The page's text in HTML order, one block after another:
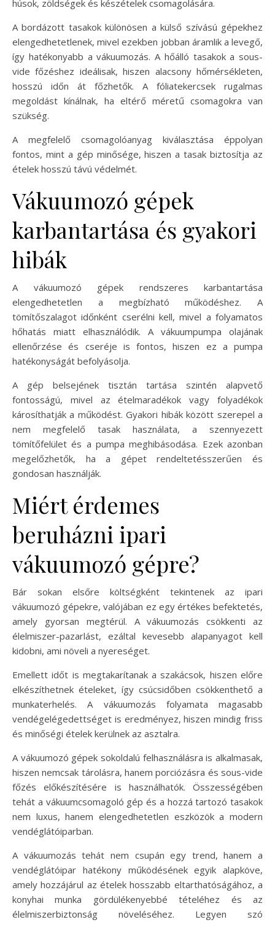
húsok, zöldségek és készételek csomagolására.
A bordázott tasakok különösen a külső szívású gépekhez
elengedhetetlenek, mivel ezekben jobban áramlik a levegő,
így hatékonyabb a vákuumozás. A hőálló tasakok a sous-
vide főzéshez ideálisak, hiszen alacsony hőmérsékleten,
hosszú időn át főzhetők. A fóliatekercsek rugalmas
megoldást kínálnak, ha eltérő méretű csomagokra van
szükség.
A megfelelő csomagolóanyag kiválasztása éppolyan
fontos, mint a gép minősége, hiszen a tasak biztosítja az
ételek hosszú távú védelmét.
Vákuumozó gépek
karbantartása és gyakori
hibák
A vákuumozó gépek rendszeres karbantartása
elengedhetetlen a megbízható működéshez. A
tömítőszalagot időnként cserélni kell, mivel a folyamatos
hőhatás miatt elhasználódik. A vákuumpumpa olajának
ellenőrzése és cseréje is fontos, hiszen ez a pumpa
hatékonyságát befolyásolja.
A gép belsejének tisztán tartása szintén alapvető
fontosságú, mivel az ételmaradékok vagy folyadékok
károsíthatják a működést. Gyakori hibák között szerepel a
nem megfelelő tasak használata, a szennyezett
tömítőfelület és a pumpa meghibásodása. Ezek azonban
megelőzhetők, ha a gépet rendeltetésszerűen és
gondosan használják.
Miért érdemes
beruházni ipari
vákuumozó gépre?
Bár sokan elsőre költségként tekintenek az ipari
vákuumozó gépekre, valójában ez egy értékes befektetés,
amely gyorsan megtérül. A vákuumozás csökkenti az
élelmiszer-pazarlást, ezáltal kevesebb alapanyagot kell
kidobni, ami növeli a nyereséget.
Emellett időt is megtakarítanak a szakácsok, hiszen előre
elkészíthetnek ételeket, így csúcsidőben csökkenthető a
munkaterhelés. A vákuumozás folyamata magasabb
vendégelégedettséget is eredményez, hiszen mindig friss
és minőségi ételek kerülnek az asztalra.
A vákuumozó gépek sokoldalú felhasználásra is alkalmasak,
hiszen nemcsak tárolásra, hanem porciózásra és sous-vide
főzés előkészítésére is használhatók. Összességében
tehát a vákuumcsomagoló gép és a hozzá tartozó tasakok
nem luxus, hanem elengedhetetlen eszközök a modern
vendéglátóiparban.
A vákuumozás tehát nem csupán egy trend, hanem a
vendéglátóipar hatékony működésének egyik alapköve,
amely hozzájárul az ételek hosszabb eltarthatóságához, a
konyhai munka gördülékenyebbé tételéhez és az
élelmiszerbiztonság növeléséhez. Legyen szó